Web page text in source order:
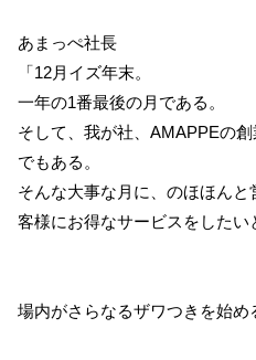
あまっぺ社長
「12月イズ年末。
一年の1番最後の月である。
そして、我が社、AMAPPEの
でもある。
そんな大事な月に、のほほん
客様にお得なサービスをしたい
場内がさらなるザワつきを始め